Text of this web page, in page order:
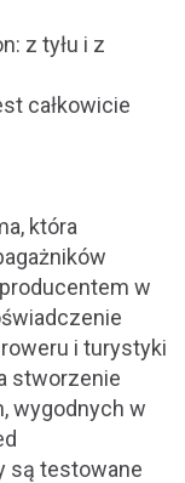
z tyłu i z
całkowicie
która
w
i turystyki
stworzenie
wygodnych w
są testowane